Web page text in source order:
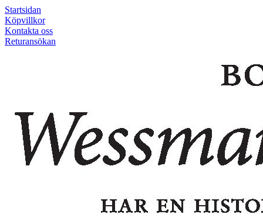
Startsidan
Köpvillkor
Kontakta oss
Returansökan